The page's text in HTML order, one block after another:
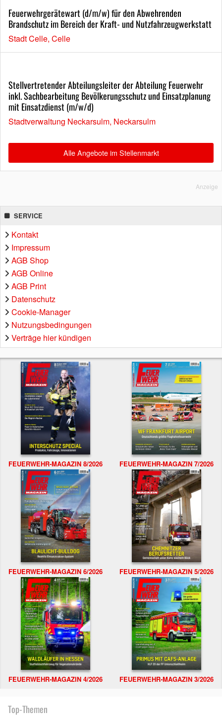
Feuerwehrgerätewart (d/m/w) für den Abwehrenden
Brandschutz im Bereich der Kraft- und Nutzfahrzeugwerkstatt
Stadt Celle, Celle
Stellvertretender Abteilungsleiter der Abteilung Feuerwehr
inkl. Sachbearbeitung Bevölkerungsschutz und Einsatzplanung
mit Einsatzdienst (m/w/d)
Stadtverwaltung Neckarsulm, Neckarsulm
Alle Angebote im Stellenmarkt
Anzeige
SERVICE
Kontakt
Impressum
AGB Shop
AGB Online
AGB Print
Datenschutz
Cookie-Manager
Nutzungsbedingungen
Verträge hier kündigen
FEUERWEHR-MAGAZIN 8/2026 FEUERWEHR-MAGAZIN 7/2026
FEUERWEHR-MAGAZIN 6/2026 FEUERWEHR-MAGAZIN 5/2026
FEUERWEHR-MAGAZIN 4/2026 FEUERWEHR-MAGAZIN 3/2026
Top-Themen